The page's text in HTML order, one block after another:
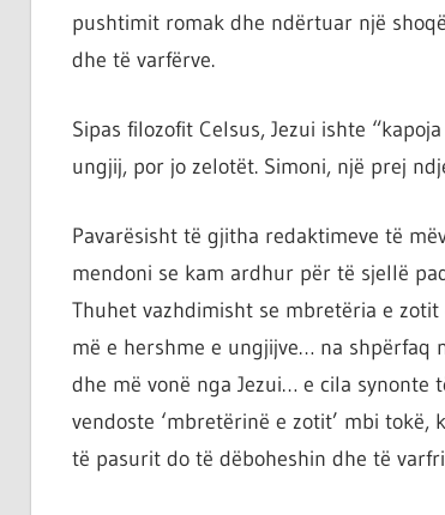
pushtimit romak dhe ndërtuar një
dhe të varfërve.
Sipas filozofit Celsus, Jezui ishte
ungjij, por jo zelotët. Simoni, një prej
Pavarësisht të gjitha redaktimeve të
mendoni se kam ardhur për të sjellë
Thuhet vazhdimisht se mbretëria e
më e hershme e ungjijve… na shpërfaq
dhe më vonë nga Jezui… e cila
vendoste ‘mbretërinë e zotit’ mbi
të pasurit do të dëboheshin dhe të